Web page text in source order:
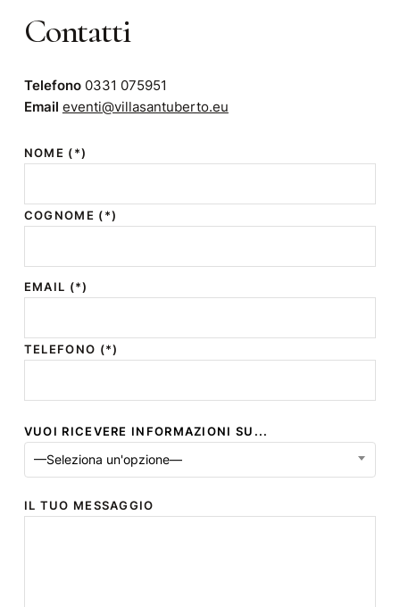
Contatti
Telefono0331 075951
Email eventi@villasantuberto.eu
NOME (*)
COGNOME (*)
EMAIL (*)
TELEFONO (*)
VUOI RICEVERE INFORMAZIONI SU...
—Seleziona un'opzione—
IL TUO MESSAGGIO